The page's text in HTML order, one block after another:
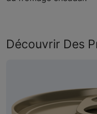
Découvrir Des